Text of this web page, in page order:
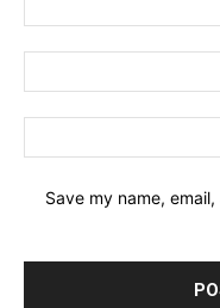
Save my name,